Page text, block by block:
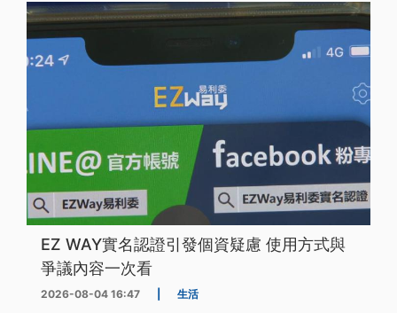
EZ WAY實名認證引發個資疑慮 使用方式與
爭議內容一次看
2026-08-04 16:47 生活